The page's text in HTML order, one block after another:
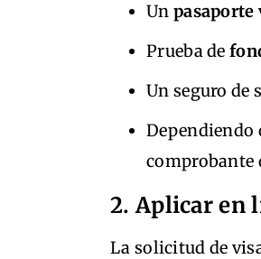
Un pasaporte
Prueba de
Un seguro de
Dependiendo
comprobante
2. Aplicar en
La solicitud de